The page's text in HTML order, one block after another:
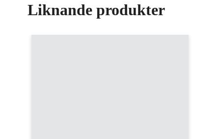
Liknande produkter